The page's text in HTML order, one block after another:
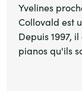
Yvelines
Collovald est
Depuis 1997,
pianos qu'ils